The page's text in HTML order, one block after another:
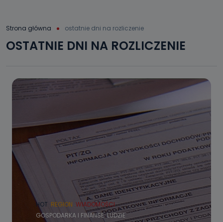
Strona główna ostatnie dni na rozliczenie
OSTATNIE DNI NA ROZLICZENIE
HOT REGION WIADOMOŚCI
GOSPODARKA I FINANSE LUDZIE